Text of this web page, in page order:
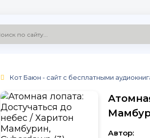
Кот Баюн - сайт с бесплатными
Автор: